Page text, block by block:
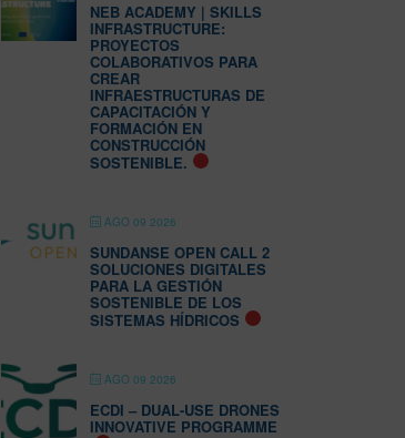
NEB ACADEMY | SKILLS
INFRASTRUCTURE:
PROYECTOS
COLABORATIVOS PARA
CREAR
INFRAESTRUCTURAS DE
CAPACITACIÓN Y
FORMACIÓN EN
CONSTRUCCIÓN
SOSTENIBLE.
AGO 09 2026
SUNDANSE OPEN CALL 2
SOLUCIONES DIGITALES
PARA LA GESTIÓN
SOSTENIBLE DE LOS
SISTEMAS HÍDRICOS
AGO 09 2026
ECDI – DUAL-USE DRONES
INNOVATIVE PROGRAMME